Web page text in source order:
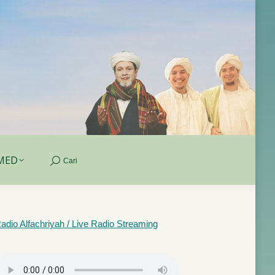
Search:
Cari
Alfachriyah / Live Radio Streaming